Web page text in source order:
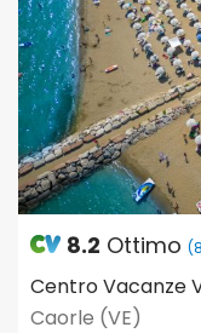
8.2 Ottimo
Centro Vacanze
Caorle (VE)